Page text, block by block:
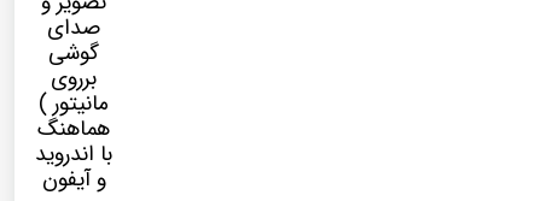
صدای
گوشی
برروی
مانیتور )
هماهنگ
با اندروید
و آیفون